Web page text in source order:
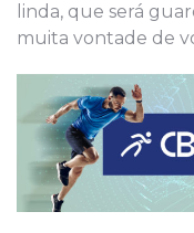
linda, que será
muita vontade de